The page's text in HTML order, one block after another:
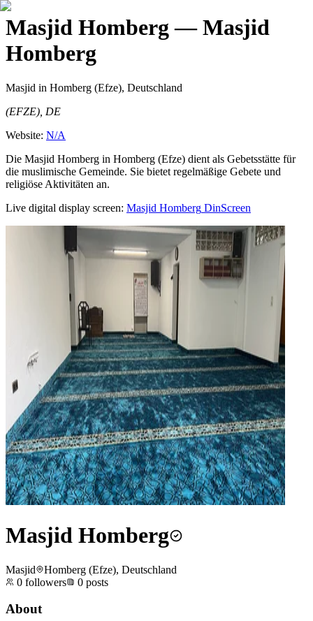
Masjid Homberg— Masjid
Homberg
Masjid in Homberg (Efze), Deutschland
(EFZE), DE
Website: N/A
Die Masjid Homberg in Homberg (Efze) dient als Gebetsstätte für
die muslimische Gemeinde. Sie bietet regelmäßige Gebete und
religiöse Aktivitäten an.
Live digital display screen: Masjid Homberg DinScreen
Masjid Homberg
Masjid
Homberg (Efze), Deutschland
0 followers 0 posts
About